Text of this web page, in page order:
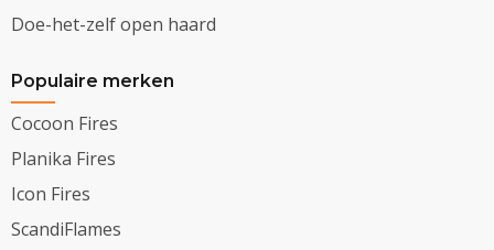
Doe-het-zelf open haard
Populaire merken
Cocoon Fires
Planika Fires
Icon Fires
ScandiFlames